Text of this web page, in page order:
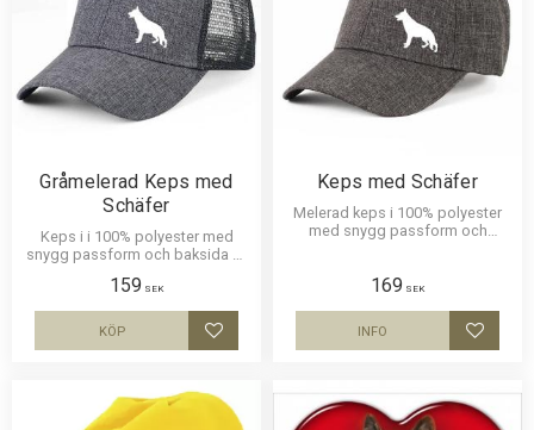
Gråmelerad Keps med
Schäfer
Keps i i 100% polyester med
snygg passform och baksida av
Schäfer. Luftig och skön keps.
159 SEK
Lägg till i favoriter
KÖP
Keps med Schäfer
Melerad keps i 100% polyester
med snygg passform och
169 SEK
Lägg
INFO